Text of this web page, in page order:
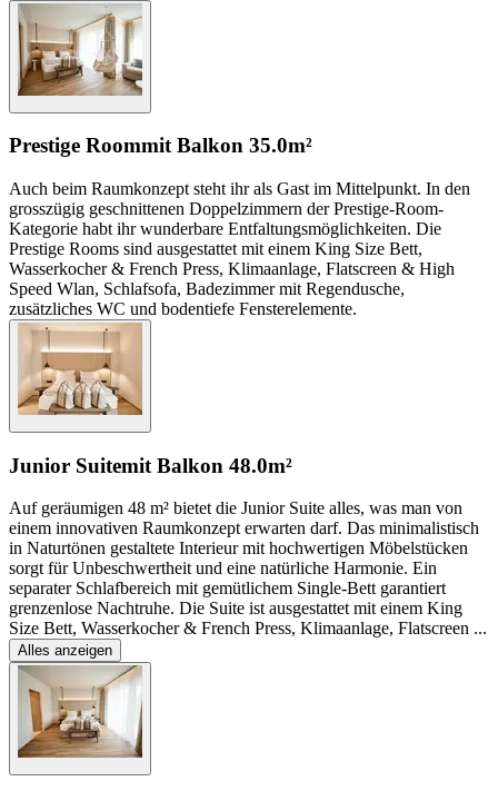
Prestige Roommit Balkon 35.0m²
Auch beim Raumkonzept steht ihr als Gast im Mittelpunkt. In den
grosszügig geschnittenen Doppelzimmern der Prestige-Room-
Kategorie habt ihr wunderbare Entfaltungsmöglichkeiten. Die
Prestige Rooms sind ausgestattet mit einem King Size Bett,
Wasserkocher & French Press, Klimaanlage, Flatscreen & High
Speed Wlan, Schlafsofa, Badezimmer mit Regendusche,
zusätzliches WC und bodentiefe Fensterelemente.
Junior Suitemit Balkon 48.0m²
Auf geräumigen 48 m² bietet die Junior Suite alles, was man von
einem innovativen Raum­konzept erwarten darf. Das minimalistisch
in Naturtönen gestaltete Interieur mit hoch­wertigen Möbelstücken
sorgt für Un­be­schwertheit und eine natürliche Harmonie. Ein
separater Schlaf­bereich mit gemütlichem Single-Bett garantiert
grenzenlose Nachtruhe. Die Suite ist ausgestattet mit einem King
Size Bett, Wasserkocher & French Press, Klimaanlage, Flatscreen ...
Alles anzeigen